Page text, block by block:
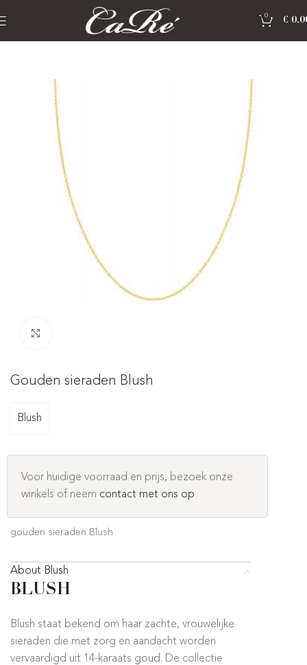
0
€
Gouden sieraden Blush
Gouden sieraden Blush
Blush
Voor huidige voorraad en prijs, bezoek onze
winkels of neem contact met ons op
gouden sieraden Blush
About Blush
BLUSH
Blush staat bekend om haar zachte, vrouwelijke
sieraden die met zorg en aandacht worden
vervaardigd uit 14-karaats goud. De collectie